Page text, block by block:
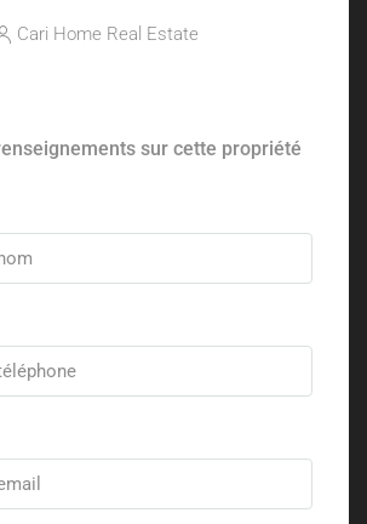
Cari Home Real Estate
sur cette propriété